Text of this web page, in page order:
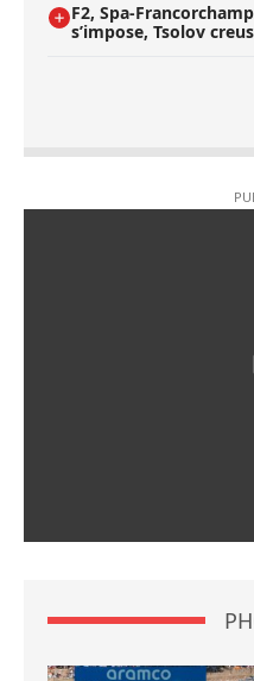
F2, Spa-
s’impose, Tsolov